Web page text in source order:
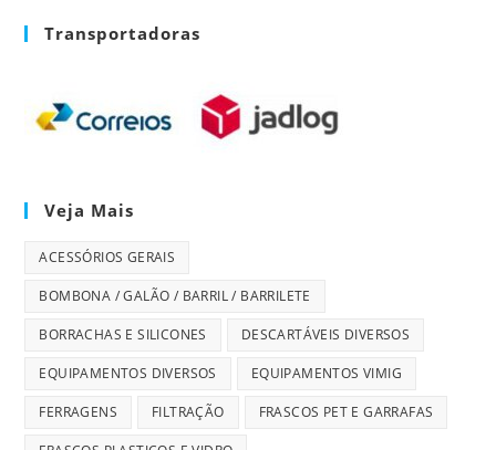
Transportadoras
Veja Mais
ACESSÓRIOS GERAIS
BOMBONA / GALÃO / BARRIL / BARRILETE
BORRACHAS E SILICONES DESCARTÁVEIS DIVERSOS
EQUIPAMENTOS DIVERSOS EQUIPAMENTOS VIMIG
FERRAGENS FILTRAÇÃO FRASCOS PET E GARRAFAS